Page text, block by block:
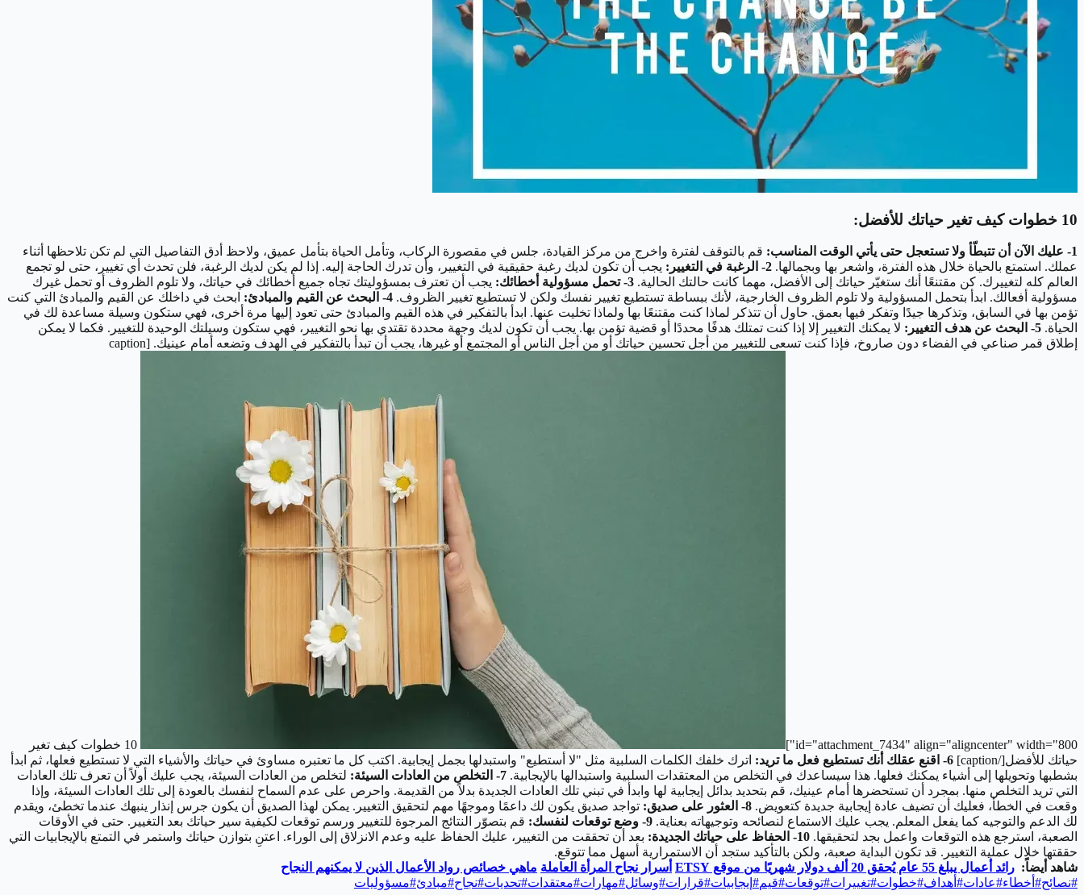
10 خطوات كيف تغير حياتك للأفضل:
1- عليك الآن أن تتبطّأ ولا تستعجل حتى يأتي الوقت المناسب:
قم بالتوقف لفترة واخرج من مركز القيادة، جلس في مقصورة الركاب، وتأمل الحياة بتأمل عميق، ولاحظ أدق التفاصيل التي لم تكن تلاحظها أثناء
عملك. استمتع بالحياة خلال هذه الفترة، واشعر بها وبجمالها. 2- الرغبة في التغيير:
يجب أن تكون لديك رغبة حقيقية في التغيير، وأن تدرك الحاجة إليه. إذا لم يكن لديك الرغبة، فلن تحدث أي تغيير، حتى لو تجمع
العالم كله لتغييرك. كن مقتنعًا أنك ستغيّر حياتك إلى الأفضل، مهما كانت حالتك الحالية. 3- تحمل مسؤولية أخطائك:
يجب أن تعترف بمسؤوليتك تجاه جميع أخطائك في حياتك، ولا تلوم الظروف أو تحمل غيرك
مسؤولية أفعالك. ابدأ بتحمل المسؤولية ولا تلوم الظروف الخارجية، لأنك ببساطة تستطيع تغيير نفسك ولكن لا تستطيع تغيير الظروف. 4- البحث عن القيم والمبادئ:
ابحث في داخلك عن القيم والمبادئ التي كنت
تؤمن بها في السابق، وتذكرها جيدًا وتفكر فيها بعمق. حاول أن تتذكر لماذا كنت مقتنعًا بها ولماذا تخليت عنها. ابدأ بالتفكير في هذه القيم والمبادئ حتى تعود إليها مرة أخرى، فهي ستكون وسيلة مساعدة لك في
الحياة. 5- البحث عن هدف التغيير:
لا يمكنك التغيير إلا إذا كنت تمتلك هدفًا محددًا أو قضية تؤمن بها. يجب أن تكون لديك وجهة محددة تقتدي بها نحو التغيير، فهي ستكون وسيلتك الوحيدة للتغيير. فكما لا يمكن
إطلاق قمر صناعي في الفضاء دون صاروخ، فإذا كنت تسعى للتغيير من أجل تحسين حياتك أو من أجل الناس أو المجتمع أو غيرها، يجب أن تبدأ بالتفكير في الهدف وتضعه أمام عينيك. [caption
id="attachment_7434" align="aligncenter" width="800"]
10 خطوات كيف تغير
حياتك للأفضل[/caption]
6- اقنع عقلك أنك تستطيع فعل ما تريد:
اترك خلفك الكلمات السلبية مثل "لا أستطيع" واستبدلها بجمل إيجابية. اكتب كل ما تعتبره مساوئ في حياتك والأشياء التي لا تستطيع فعلها، ثم ابدأ
بشطبها وتحويلها إلى أشياء يمكنك فعلها. هذا سيساعدك في التخلص من المعتقدات السلبية واستبدالها بالإيجابية. 7- التخلص من العادات السيئة:
لتخلص من العادات السيئة، يجب عليك أولاً أن تعرف تلك العادات
التي تريد التخلص منها. بمجرد أن تستحضرها أمام عينيك، قم بتحديد بدائل إيجابية لها وابدأ في تبني تلك العادات الجديدة بدلاً من القديمة. واحرص على عدم السماح لنفسك بالعودة إلى تلك العادات السيئة، وإذا
وقعت في الخطأ، فعليك أن تضيف عادة إيجابية جديدة كتعويض. 8- العثور على صديق:
تواجد صديق يكون لك داعمًا وموجهًا مهم لتحقيق التغيير. يمكن لهذا الصديق أن يكون جرس إنذار ينبهك عندما تخطئ، ويقدم
لك الدعم والتوجيه كما يفعل المعلم. يجب عليك الاستماع لنصائحه وتوجيهاته بعناية. 9- وضع توقعات لنفسك:
قم بتصوّر النتائج المرجوة للتغيير ورسم توقعات لكيفية سير حياتك بعد التغيير. حتى في الأوقات
الصعبة، استرجع هذه التوقعات واعمل بجد لتحقيقها. 10- الحفاظ على حياتك الجديدة:
بعد أن تحققت من التغيير، عليك الحفاظ عليه وعدم الانزلاق إلى الوراء. اعتنِ بتوازن حياتك واستمر في التمتع بالإيجابيات التي
حققتها خلال عملية التغيير. قد تكون البداية صعبة، ولكن بالتأكيد ستجد أن الاستمرارية أسهل مما تتوقع.
شاهد أيضاً: رائد أعمال يبلغ 55 عام يُحقق 20 ألف دولار شهريًا من موقع ETSY أسرار نجاح المرأة العاملة ماهي خصائص رواد الأعمال الذين لا يمكنهم النجاح
#نصائح# أخطاء#عادات# أهداف#خطوات#تغييرات#توقعات#قيم# إيجابيات#قرارات#وسائل#مهارات#معتقدات#تحديات#نجاح#مبادئ#مسؤوليات